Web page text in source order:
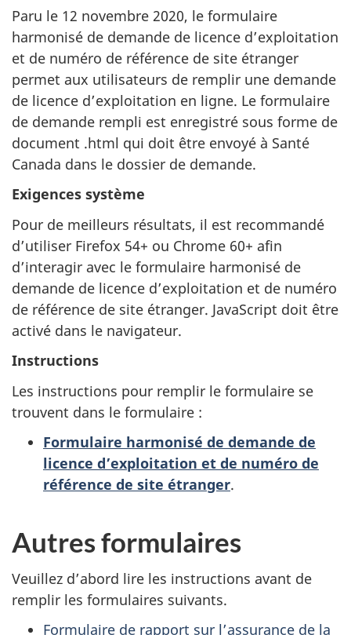
Paru le 12 novembre 2020, le formulaire
harmonisé de demande de licence d’exploitation
et de numéro de référence de site étranger
permet aux utilisateurs de remplir une demande
de licence d’exploitation en ligne. Le formulaire
de demande rempli est enregistré sous forme de
document .html qui doit être envoyé à Santé
Canada dans le dossier de demande.
Exigences système
Pour de meilleurs résultats, il est recommandé
d’utiliser Firefox 54+ ou Chrome 60+ afin
d’interagir avec le formulaire harmonisé de
demande de licence d’exploitation et de numéro
de référence de site étranger. JavaScript doit être
activé dans le navigateur.
Instructions
Les instructions pour remplir le formulaire se
trouvent dans le formulaire :
Formulaire harmonisé de demande de
licence d’exploitation et de numéro de
référence de site étranger.
Autres formulaires
Veuillez d’abord lire les instructions avant de
remplir les formulaires suivants.
Formulaire de rapport sur l’assurance de la